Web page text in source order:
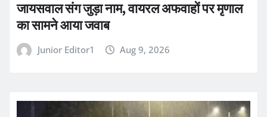
जायसवाल संग जुड़ा नाम, वायरल अफवाहों पर मृणाल
का सामने आया जवाब
Junior Editor1 Aug 9, 2026